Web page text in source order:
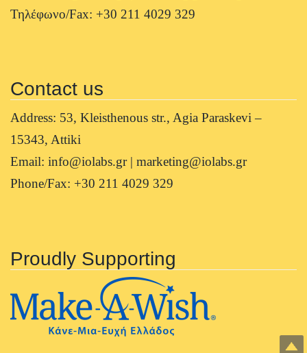
Τηλέφωνο/Fax: +30 211 4029 329
Contact us
Address: 53, Kleisthenous str., Agia Paraskevi –
15343, Attiki
Email: info@iolabs.gr | marketing@iolabs.gr
Phone/Fax: +30 211 4029 329
Proudly Supporting